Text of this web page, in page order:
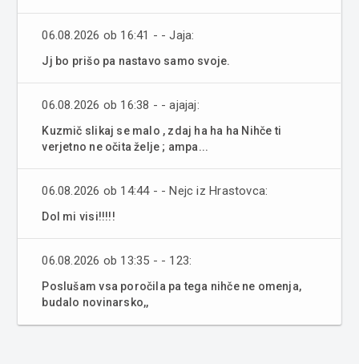
06.08.2026 ob 16:41 - - Jaja:
Jj bo prišo pa nastavo samo svoje.
06.08.2026 ob 16:38 - - ajajaj:
Kuzmič slikaj se malo , zdaj ha ha ha Nihče ti
verjetno ne očita želje ; ampa...
06.08.2026 ob 14:44 - - Nejc iz Hrastovca:
Dol mi visi!!!!!
06.08.2026 ob 13:35 - - 123:
Poslušam vsa poročila pa tega nihče ne omenja,
budalo novinarsko,,